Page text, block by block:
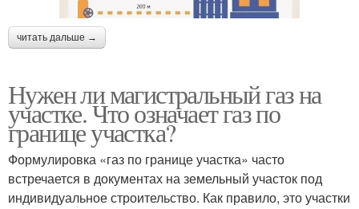
читать дальше →
Нужен ли магистральный газ на
участке. Что означает газ по
границе участка?
Формулировка «газ по границе участка» часто
встречается в документах на земельный участок под
индивидуальное строительство. Как правило, это участки